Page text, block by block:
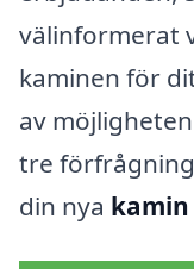
välinformerat
kaminen för
av
tre
din nya